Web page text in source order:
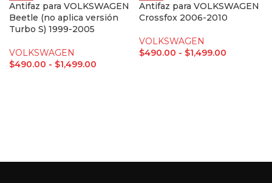
Antifaz para VOLKSWAGEN
Beetle (no aplica versión
Turbo S) 1999-2005
VOLKSWAGEN
$490.00 - $1,499.00
Antifaz para VOLKSWAGEN
Crossfox 2006-2010
VOLKSWAGEN
$490.00 - $1,499.00